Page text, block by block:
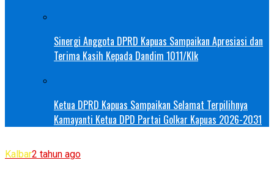
Sinergi Anggota DPRD Kapuas Sampaikan Apresiasi dan
Terima Kasih Kepada Dandim 1011/Klk
Ketua DPRD Kapuas Sampaikan Selamat Terpilihnya
Kamayanti Ketua DPD Partai Golkar Kapuas 2026-2031
Kalbar2 tahun ago